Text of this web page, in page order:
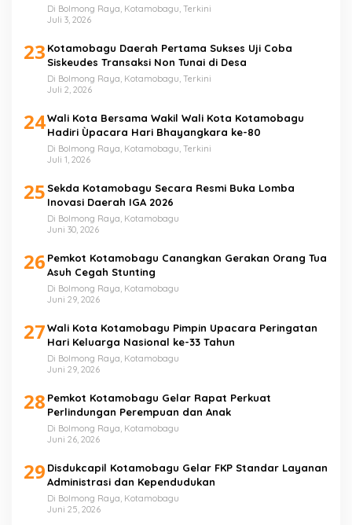
Di Bolmong Raya, Kotamobagu, Terkini
Juli 3, 2026
23 Kotamobagu Daerah Pertama Sukses Uji Coba
Siskeudes Transaksi Non Tunai di Desa
Di Bolmong Raya, Kotamobagu, Terkini
Juli 2, 2026
24Wali Kota Bersama Wakil Wali Kota Kotamobagu
Hadiri Ùpacara Hari Bhayangkara ke-80
Di Bolmong Raya, Kotamobagu, Terkini
Juli 1, 2026
25 Sekda Kotamobagu Secara Resmi Buka Lomba
Inovasi Daerah IGA 2026
Di Bolmong Raya, Kotamobagu
Juni 30, 2026
26 Pemkot Kotamobagu Canangkan Gerakan Orang Tua
Asuh Cegah Stunting
Di Bolmong Raya, Kotamobagu
Juni 29, 2026
27Wali Kota Kotamobagu Pimpin Upacara Peringatan
Hari Keluarga Nasional ke-33 Tahun
Di Bolmong Raya, Kotamobagu
Juni 29, 2026
28 Pemkot Kotamobagu Gelar Rapat Perkuat
Perlindungan Perempuan dan Anak
Di Bolmong Raya, Kotamobagu
Juni 26, 2026
29 Disdukcapil Kotamobagu Gelar FKP Standar Layanan
Administrasi dan Kependudukan
Di Bolmong Raya, Kotamobagu
Juni 25, 2026